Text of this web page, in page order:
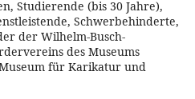
Studierende (bis 30 Jahre),
Schwerbehinderte,
der Wilhelm-Busch-
des Museums
für Karikatur und